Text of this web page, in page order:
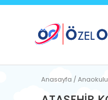
Anasayfa / Anaokulu